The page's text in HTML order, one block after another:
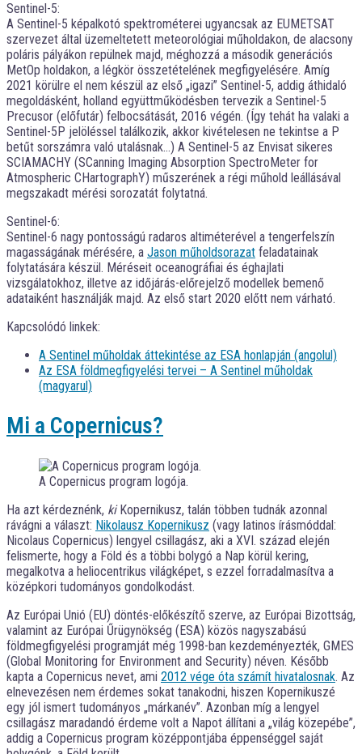
Sentinel-5:
A Sentinel-5 képalkotó spektrométerei ugyancsak az EUMETSAT
szervezet által üzemeltetett meteorológiai műholdakon, de alacsony
poláris pályákon repülnek majd, méghozzá a második generációs
MetOp holdakon, a légkör összetételének megfigyelésére. Amíg
2021 körülre el nem készül az első „igazi” Sentinel-5, addig áthidaló
megoldásként, holland együttműködésben tervezik a Sentinel-5
Precusor (előfutár) felbocsátását, 2016 végén. (Így tehát ha valaki a
Sentinel-5P jelöléssel találkozik, akkor kivételesen ne tekintse a P
betűt sorszámra való utalásnak…) A Sentinel-5 az Envisat sikeres
SCIAMACHY (SCanning Imaging Absorption SpectroMeter for
Atmospheric CHartographY) műszerének a régi műhold leállásával
megszakadt mérési sorozatát folytatná.
Sentinel-6:
Sentinel-6 nagy pontosságú radaros altiméterével a tengerfelszín
magasságának mérésére, a Jason műholdsorazat feladatainak
folytatására készül. Méréseit oceanográfiai és éghajlati
vizsgálatokhoz, illetve az időjárás-előrejelző modellek bemenő
adataiként használják majd. Az első start 2020 előtt nem várható.
Kapcsolódó linkek:
A Sentinel műholdak áttekintése az ESA honlapján (angolul)
Az ESA földmegfigyelési tervei – A Sentinel műholdak
(magyarul)
Mi a Copernicus?
A Copernicus program logója.
Ha azt kérdeznénk, kiKopernikusz, talán többen tudnák azonnal
rávágni a választ: Nikolausz Kopernikusz (vagy latinos írásmóddal:
Nicolaus Copernicus) lengyel csillagász, aki a XVI. század elején
felismerte, hogy a Föld és a többi bolygó a Nap körül kering,
megalkotva a heliocentrikus világképet, s ezzel forradalmasítva a
középkori tudományos gondolkodást.
Az Európai Unió (EU) döntés-előkészítő szerve, az Európai Bizottság,
valamint az Európai Űrügynökség (ESA) közös nagyszabású
földmegfigyelési programját még 1998-ban kezdeményezték, GMES
(Global Monitoring for Environment and Security) néven. Később
kapta a Copernicus nevet, ami 2012 vége óta számít hivatalosnak. Az
elnevezésen nem érdemes sokat tanakodni, hiszen Kopernikuszé
egy jól ismert tudományos „márkanév”. Azonban míg a lengyel
csillagász maradandó érdeme volt a Napot állítani a „világ közepébe”,
addig a Copernicus program középpontjába éppenséggel saját